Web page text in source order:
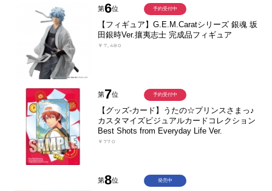
第6位
【フィギュア】G.E.M.Caratシリーズ 銀魂 坂
田銀時Ver.攘夷志士 完成品フィギュア
￥7,480
予約受付中
第7位
【グッズ-カード】うたの☆プリンスさまっ♪
カスタマイズビジュアルカードコレクション
Best Shots from Everyday Life Ver.
￥770
予約受付中
第8位 発売中